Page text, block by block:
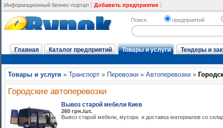
Информационный бизнес-портал Добавить предприятие
Поиск: предприятий
Главная Каталог предприятий Товары и услуги Тендеры и
Товары и услуги » Транспорт » Перевозки » Автоперевозки »
Городские автоперевозки
Вывоз старой мебели Киев
260 грн./шт.
Вывоз старой мебели, мусора и доставка материалов со